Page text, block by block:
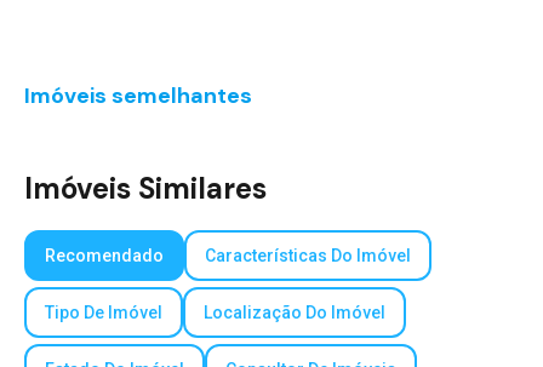
Imóveis semelhantes
Imóveis Similares
Recomendado Características Do Imóvel
Tipo De Imóvel Localização Do Imóvel